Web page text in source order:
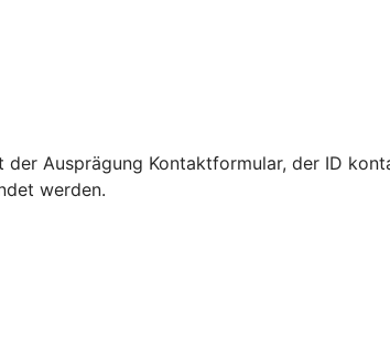
Ausprägung Kontaktformular, der ID
werden.